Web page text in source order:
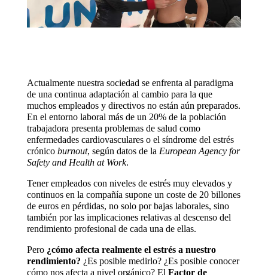
Actualmente nuestra sociedad se enfrenta al paradigma
de una continua adaptación al cambio para la que
muchos empleados y directivos no están aún preparados.
En el entorno laboral más de un 20% de la población
trabajadora presenta problemas de salud como
enfermedades cardiovasculares o el síndrome del estrés
crónico burnout, según datos de la European Agency for
Safety and Health at Work.
Tener empleados con niveles de estrés muy elevados y
continuos en la compañía supone un coste de 20 billones
de euros en pérdidas, no solo por bajas laborales, sino
también por las implicaciones relativas al descenso del
rendimiento profesional de cada una de ellas.
Pero ¿cómo afecta realmente el estrés a nuestro
rendimiento? ¿Es posible medirlo? ¿Es posible conocer
cómo nos afecta a nivel orgánico? El Factor de